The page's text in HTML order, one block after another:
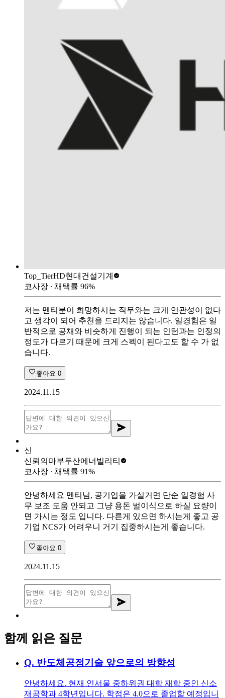
Top_TierHD현대건설기계
코사장 ∙ 채택률 96%
저는 멘티분이 희망하시는 직무와는 크게 연관성이 없다
고 생각이 되어 추천을 드리지는 않습니다. 일경험은 일
반적으로 공채와 비슷하게 진행이 되는 인턴과는 인정의
정도가 다르기 때문에 크게 스펙이 된다고도 할 수 가 없
습니다.
좋아요 0
2024.11.15
신
신뢰의마부두산에너빌리티
코사장 ∙ 채택률 91%
안녕하세요 멘티님, 공기업을 가실거면 단순 일경험 사
무 보조 도움 안되고 그냥 용돈 벌이식으로 하실 요량이
면 가시는 정도 입니다. 다른게 있으면 하시는게 좋고 공
기업 NCS가 어려우니 거기 집중하시는게 좋습니다.
좋아요 0
2024.11.15
함께 읽은 질문
Q. 반도체공정기술 앞으로의 방향성
안녕하세요. 현재 인서울 중하위권 대학 재학 중인 신소
재공학과 4학년입니다. 학점은 4.0으로 졸업할 예정입니